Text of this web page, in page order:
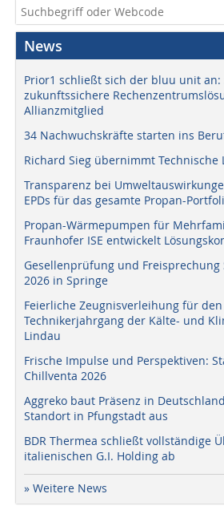
News
Prior1 schließt sich der bluu unit
zukunftssichere
Allianzmitglied
34 Nachwuchskräfte starten ins
Richard Sieg übernimmt Technische
Transparenz bei
EPDs für das gesamte Propan-
Propan-Wärmepumpen für
Fraunhofer ISE entwickelt
Gesellenprüfung und
2026 in Springe
Feierliche Zeugnisverleihung für
Technikerjahrgang der Kälte- und
Lindau
Frische Impulse und Perspektiven:
Chillventa 2026
Aggreko baut Präsenz in
Standort in Pfungstadt aus
BDR Thermea schließt vollständige
italienischen G.I. Holding ab
» Weitere News